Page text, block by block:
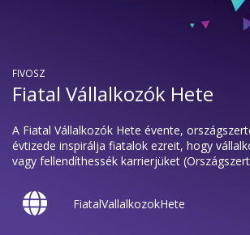
FIVOSZ
Fiatal Vállalkozók Hete
A Fiatal Vállalkozók Hete évente,
évtizede inspirálja fiatalok ezreit, hogy
vagy fellendíthessék karrierjüket
FiatalVallalkozokHete